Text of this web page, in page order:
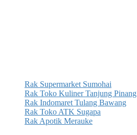
Rak Supermarket Sumohai
Rak Toko Kuliner Tanjung Pinang
Rak Indomaret Tulang Bawang
Rak Toko ATK Sugapa
Rak Apotik Merauke